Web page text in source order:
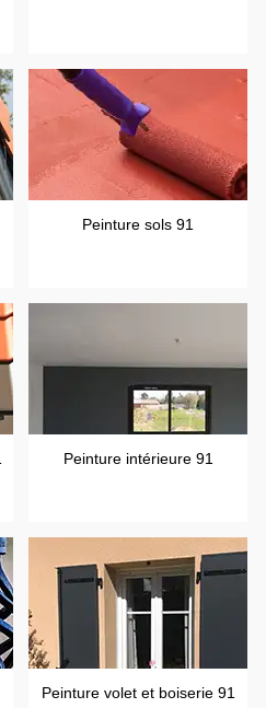
Peinture sols 91
Peinture intérieure 91
Peinture volet et boiserie 91